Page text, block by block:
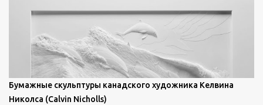
Бумажные скульптуры канадского художника Келвина
Николса (Calvin Nicholls)